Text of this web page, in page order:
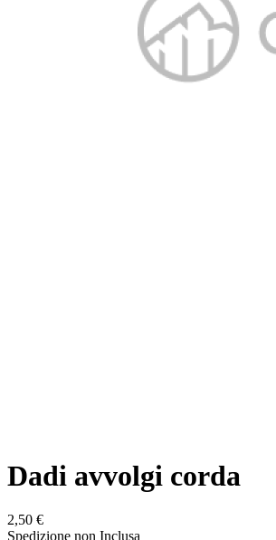
Dadi avvolgi corda
2,50 €
Spedizione non Inclusa